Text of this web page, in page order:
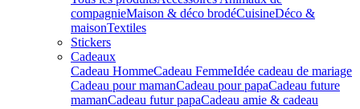
compagnieMaison & déco brodéCuisineDéco &
maisonTextiles
Stickers
Cadeaux
Cadeau HommeCadeau FemmeIdée cadeau de mariage​
Cadeau pour mamanCadeau pour papaCadeau future
mamanCadeau futur papaCadeau amie & cadeau